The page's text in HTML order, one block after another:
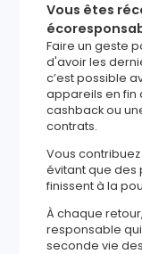
Vous êtes
Faire un geste
d'avoir les
c’est possible
appareils en fin
cashback ou
contrats.
Vous
évitant que des
finissent à la
À chaque
responsable
seconde vie